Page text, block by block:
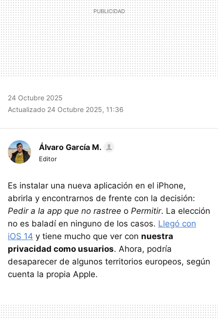
24 Octubre 2025
Actualizado 24 Octubre 2025, 11:36
Álvaro García M.
Editor
Es instalar una nueva aplicación en el iPhone,
abrirla y encontrarnos de frente con la decisión:
Pedir a la app que no rastree o Permitir. La elección
no es baladí en ninguno de los casos. Llegó con
iOS 14 y tiene mucho que ver con nuestra
privacidad como usuarios. Ahora, podría
desaparecer de algunos territorios europeos, según
cuenta la propia Apple.